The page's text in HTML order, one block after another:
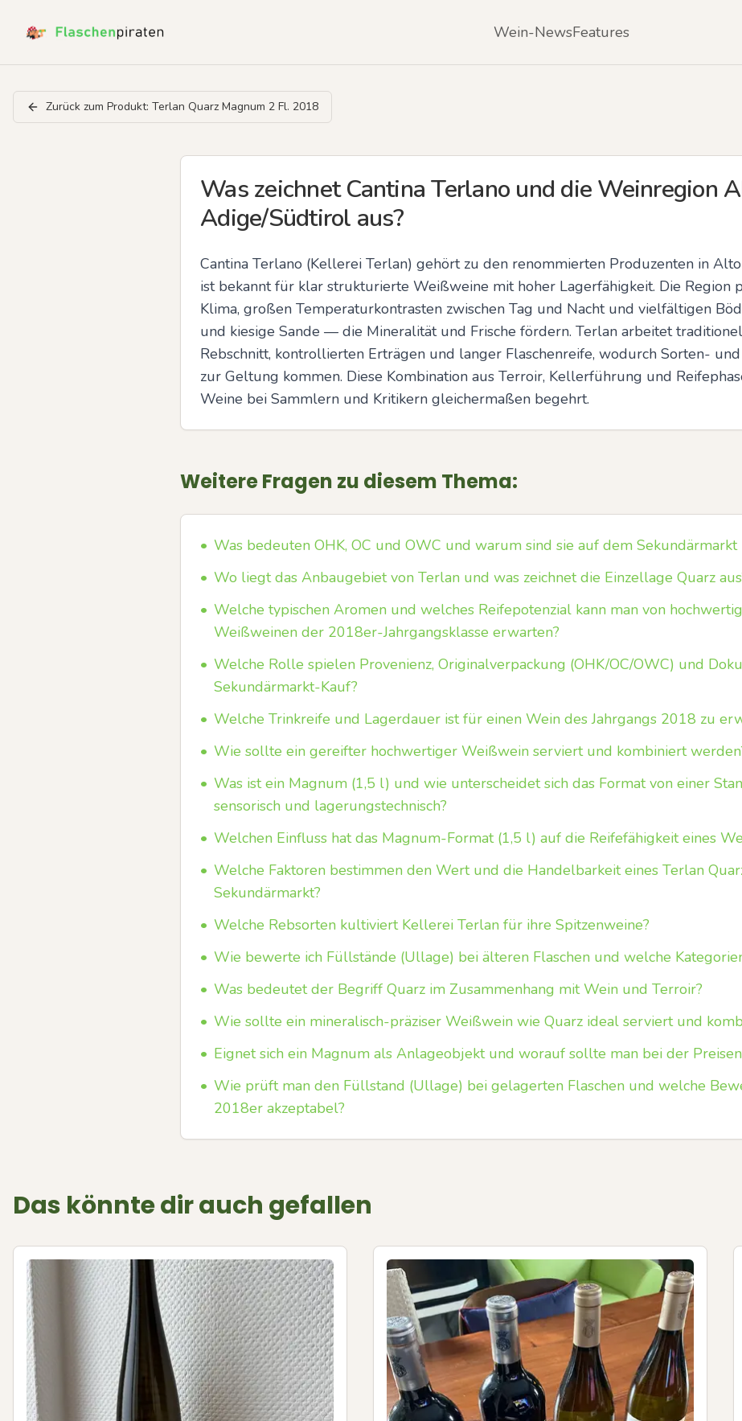
Wein-NewsFeatures
Zurück zum Produkt: Terlan Quarz Magnum 2 Fl. 2018
Was zeichnet Cantina Terlano und die Weinregion
Adige/Südtirol aus?
Cantina Terlano (Kellerei Terlan) gehört zu den renommierten Produzenten in
ist bekannt für klar strukturierte Weißweine mit hoher Lagerfähigkeit. Die Region
Klima, großen Temperaturkontrasten zwischen Tag und Nacht und vielfältigen
und kiesige Sande — die Mineralität und Frische fördern. Terlan arbeitet
Rebschnitt, kontrollierten Erträgen und langer Flaschenreife, wodurch Sorten-
zur Geltung kommen. Diese Kombination aus Terroir, Kellerführung und
Weine bei Sammlern und Kritikern gleichermaßen begehrt.
Weitere Fragen zu diesem Thema:
• Was bedeuten OHK, OC und OWC und warum sind sie auf dem Sekundärmarkt
• Wo liegt das Anbaugebiet von Terlan und was zeichnet die Einzellage Quarz
• Welche typischen Aromen und welches Reifepotenzial kann man von
Weißweinen der 2018er-Jahrgangsklasse erwarten?
• Welche Rolle spielen Provenienz, Originalverpackung (OHK/OC/OWC) und
Sekundärmarkt-Kauf?
• Welche Trinkreife und Lagerdauer ist für einen Wein des Jahrgangs 2018 zu
• Wie sollte ein gereifter hochwertiger Weißwein serviert und kombiniert
• Was ist ein Magnum (1,5 l) und wie unterscheidet sich das Format von einer
sensorisch und lagerungstechnisch?
• Welchen Einfluss hat das Magnum-Format (1,5 l) auf die Reifefähigkeit eines
• Welche Faktoren bestimmen den Wert und die Handelbarkeit eines Terlan
Sekundärmarkt?
• Welche Rebsorten kultiviert Kellerei Terlan für ihre Spitzenweine?
• Wie bewerte ich Füllstände (Ullage) bei älteren Flaschen und welche
• Was bedeutet der Begriff Quarz im Zusammenhang mit Wein und Terroir?
• Wie sollte ein mineralisch-präziser Weißwein wie Quarz ideal serviert und
• Eignet sich ein Magnum als Anlageobjekt und worauf sollte man bei der
• Wie prüft man den Füllstand (Ullage) bei gelagerten Flaschen und welche
2018er akzeptabel?
Das könnte dir auch gefallen